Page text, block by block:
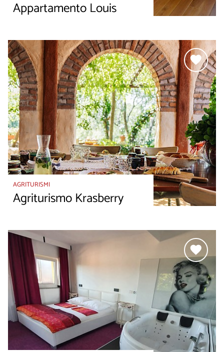
Appartamento Louis
AGRITURISMI
Agriturismo Krasberry